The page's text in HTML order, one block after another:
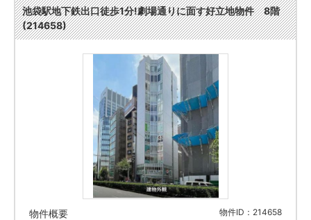
池袋駅地下鉄出口徒歩1分!劇場通りに面す好立地物件 8階
(214658)
物件概要 物件ID：214658